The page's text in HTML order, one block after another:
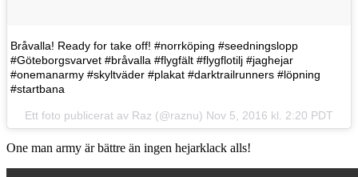
Bråvalla! Ready for take off! #norrköping #seedningslopp
#Göteborgsvarvet #bråvalla #flygfält #flygflotilj #jaghejar
#onemanarmy #skyltväder #plakat #darktrailrunners #löpning
#startbana
Ett foto publicerat av Raz (@raznu) Nov 5, 2016 kl. 2:20 PDT
One man army är bättre än ingen hejarklack alls!